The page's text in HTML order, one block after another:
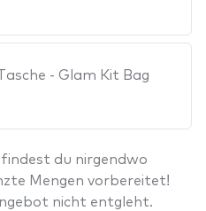
- Glam Kit Bag
du nirgendwo
Mengen vorbereitet!
nicht entgleht.